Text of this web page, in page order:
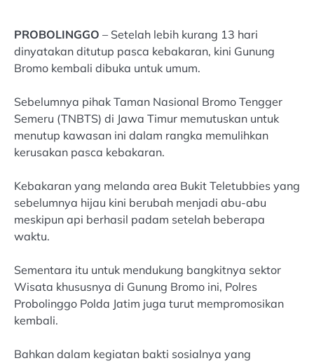
PROBOLINGGO – Setelah lebih kurang 13 hari
dinyatakan ditutup pasca kebakaran, kini Gunung
Bromo kembali dibuka untuk umum.
Sebelumnya pihak Taman Nasional Bromo Tengger
Semeru (TNBTS) di Jawa Timur memutuskan untuk
menutup kawasan ini dalam rangka memulihkan
kerusakan pasca kebakaran.
Kebakaran yang melanda area Bukit Teletubbies yang
sebelumnya hijau kini berubah menjadi abu-abu
meskipun api berhasil padam setelah beberapa
waktu.
Sementara itu untuk mendukung bangkitnya sektor
Wisata khususnya di Gunung Bromo ini, Polres
Probolinggo Polda Jatim juga turut mempromosikan
kembali.
Bahkan dalam kegiatan bakti sosialnya yang